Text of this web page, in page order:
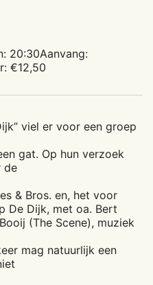
20:30Aanvang:
€12,50
viel er voor een groep
gat. Op hun verzoek
de
& Bros. en, het voor
De Dijk, met oa. Bert
(The Scene), muziek
mag natuurlijk een